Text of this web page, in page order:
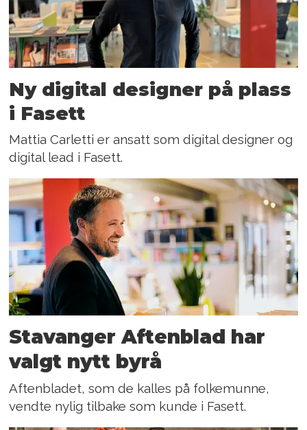
Ny digital designer på plass
i Fasett
Mattia Carletti er ansatt som digital designer og
digital lead i Fasett.
Stavanger Aftenblad har
valgt nytt byrå
Aftenbladet, som de kalles på folkemunne,
vendte nylig tilbake som kunde i Fasett.